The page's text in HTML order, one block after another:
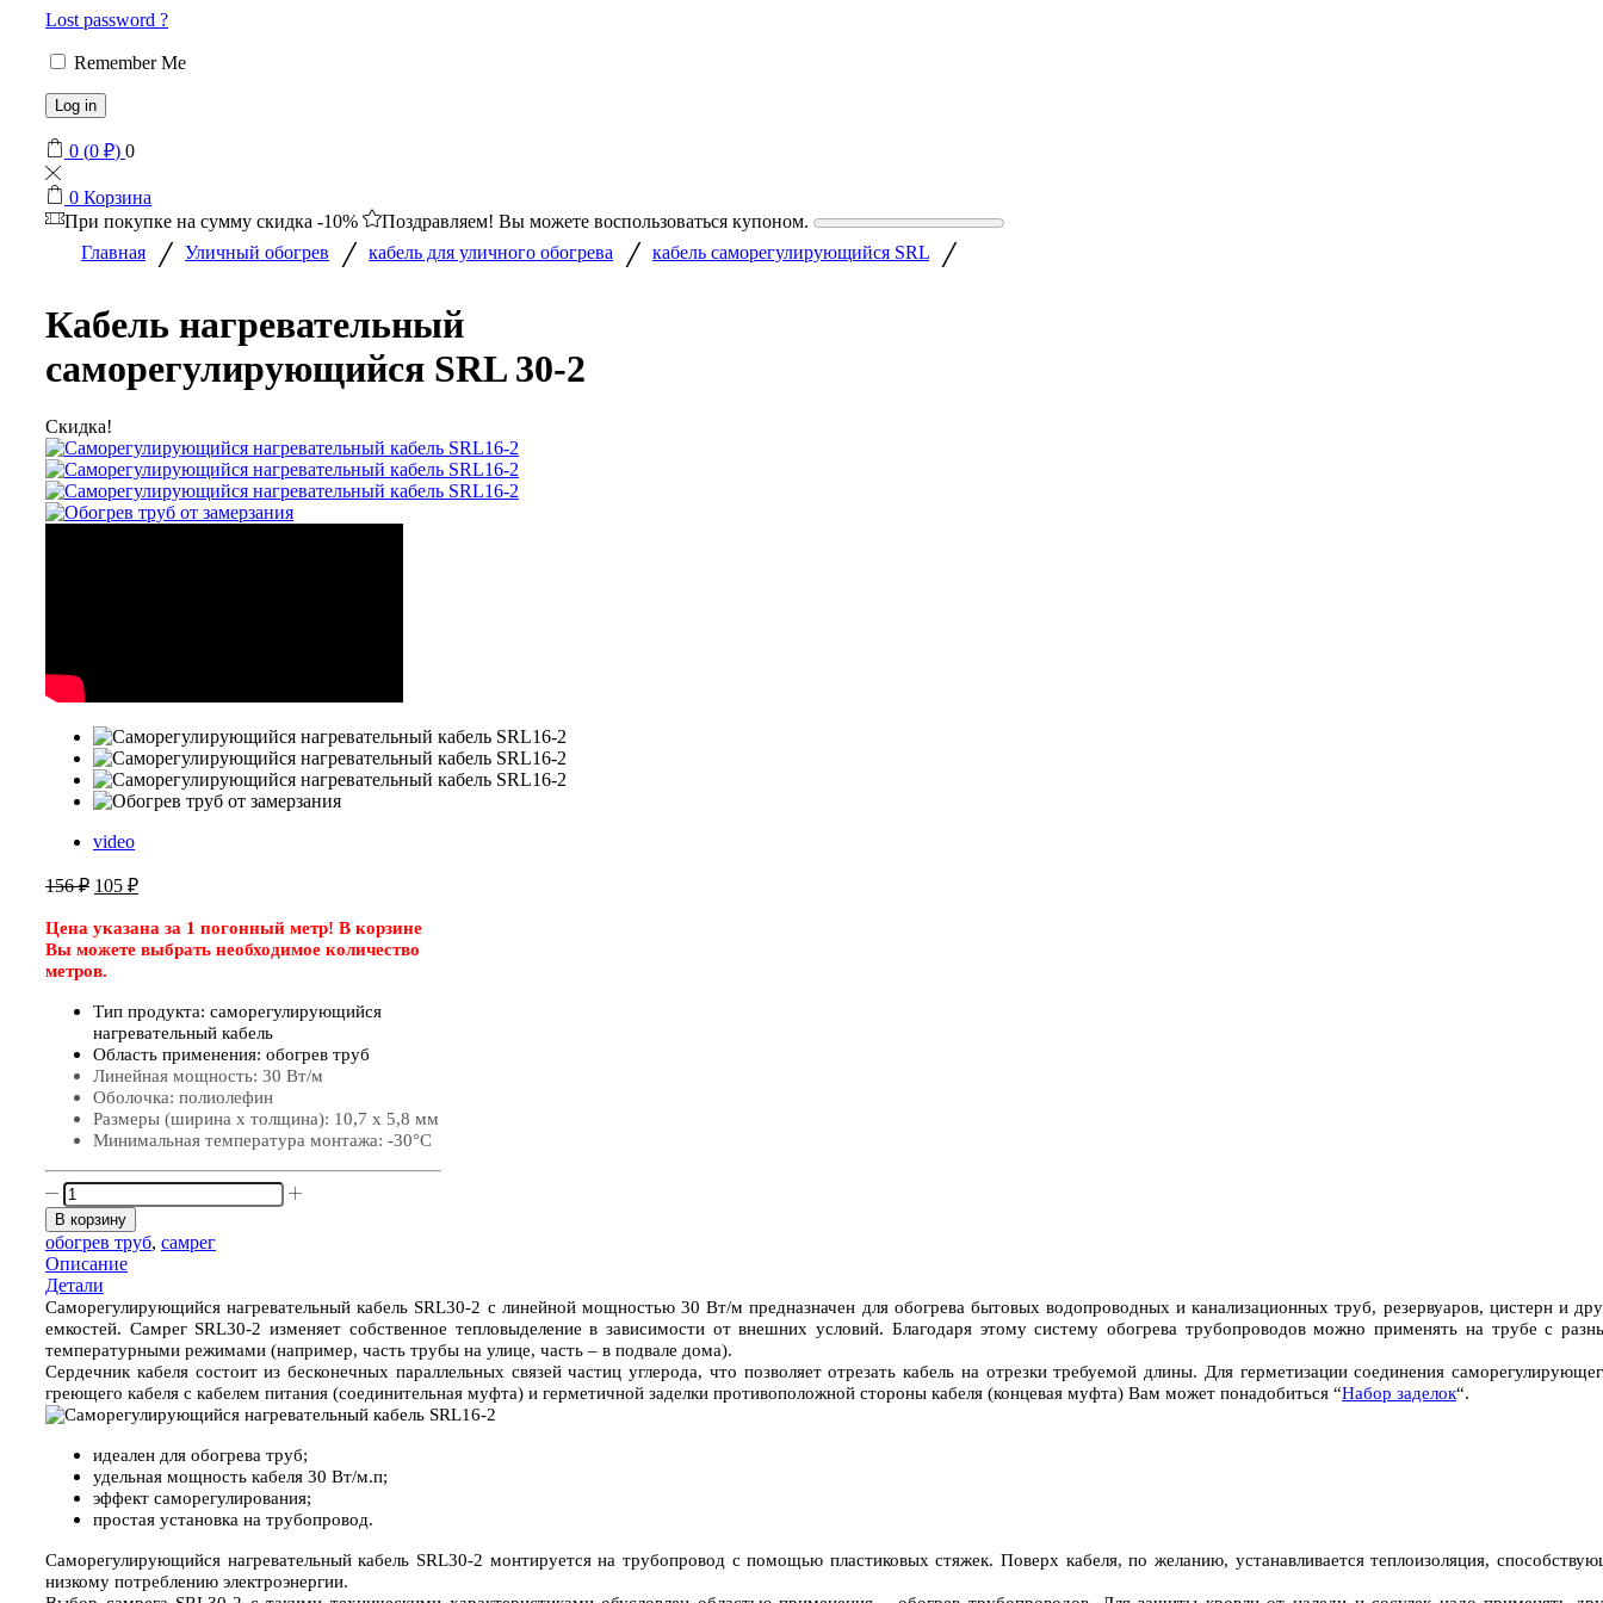
Lost password ?
Remember Me
Log in
0 (0 ₽) 0
0 Корзина
При покупке на сумму скидка -10%
Поздравляем! Вы можете воспользоваться купоном.
Главная / Уличный обогрев / кабель для уличного обогрева / кабель саморегулирующийся SRL /
Кабель нагревательный
саморегулирующийся SRL 30-2
Скидка!
video
156₽ Первоначальная
составляла
156 ₽.
105 ₽Текущая
105 ₽.
Цена указана за 1 погонный метр! В корзине
Вы можете выбрать необходимое количество
метров.
Тип продукта: саморегулирующийся
нагревательный кабель
Область применения: обогрев труб
Линейная мощность: 30 Вт/м
Оболочка: полиолефин
Размеры (ширина х толщина): 10,7 х 5,8 мм
Минимальная температура монтажа: -30°С
Количество
товара
Кабель
нагревательный
саморегулирующийся
SRL
30-
2
В корзину
обогрев труб, самрег
Описание
Детали
Саморегулирующийся нагревательный кабель SRL30-2 с линейной мощностью 30 Вт/м предназначен для обогрева бытовых водопроводных и канализационных труб, резервуаров, цистерн и
емкостей. Самрег SRL30-2 изменяет собственное тепловыделение в зависимости от внешних условий. Благодаря этому систему обогрева трубопроводов можно применять на трубе с
температурными режимами (например, часть трубы на улице, часть – в подвале дома).
Сердечник кабеля состоит из бесконечных параллельных связей частиц углерода, что позволяет отрезать кабель на отрезки требуемой длины. Для герметизации соединения
греющего кабеля с кабелем питания (соединительная муфта) и герметичной заделки противоположной стороны кабеля (концевая муфта) Вам может понадобиться “Набор заделок“.
идеален для обогрева труб;
удельная мощность кабеля 30 Вт/м.п;
эффект саморегулирования;
простая установка на трубопровод.
Саморегулирующийся нагревательный кабель SRL30-2 монтируется на трубопровод с помощью пластиковых стяжек. Поверх кабеля, по желанию, устанавливается теплоизоляция,
низкому потреблению электроэнергии.